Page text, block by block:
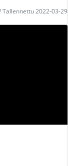
Tallennettu 2022-03-29